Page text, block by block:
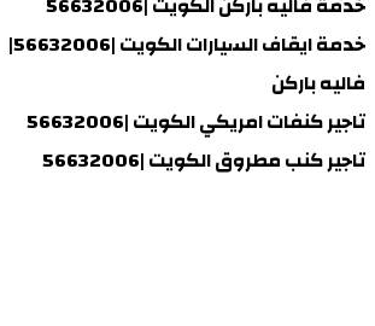
خدمة ايقاف السيارات الكويت |56632006|
فاليه باركن
تاجير كنفات امريكي الكويت |56632006
تاجير كنب مطروق الكويت |56632006